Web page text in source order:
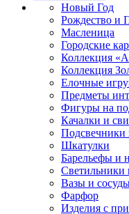
Новый Год
Рождество и
Масленица
Городские
Коллекция
Коллекция
Елочные
Предметы
Фигуры на
Качалки и
Подсвечники
Шкатулки
Барельефы и
Светильники
Вазы и
Фарфор
Изделия с